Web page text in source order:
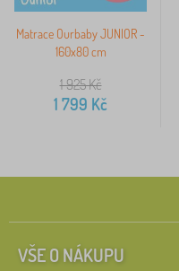
Matrace Ourbaby JUNIOR -
160x80 cm
1 925Kč
1 799 Kč
VŠE O NÁKUPU